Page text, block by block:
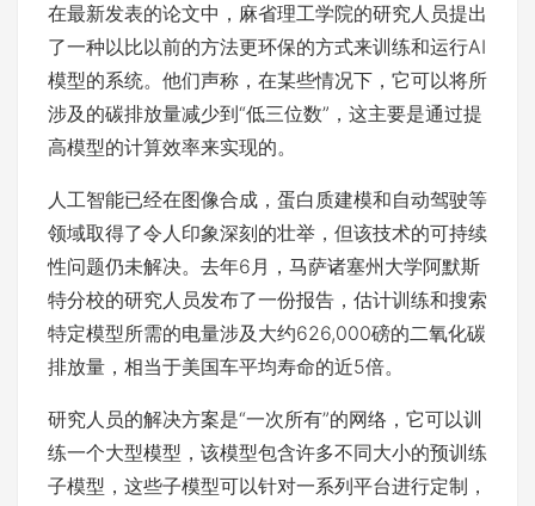
在最新发表的论文中，麻省理工学院的研究人员提出
了一种以比以前的方法更环保的方式来训练和运行AI
模型的系统。他们声称，在某些情况下，它可以将所
涉及的碳排放量减少到“低三位数”，这主要是通过提
高模型的计算效率来实现的。
人工智能已经在图像合成，蛋白质建模和自动驾驶等
领域取得了令人印象深刻的壮举，但该技术的可持续
性问题仍未解决。去年6月，马萨诸塞州大学阿默斯
特分校的研究人员发布了一份报告，估计训练和搜索
特定模型所需的电量涉及大约626,000磅的二氧化碳
排放量，相当于美国车平均寿命的近5倍。
研究人员的解决方案是“一次所有”的网络，它可以训
练一个大型模型，该模型包含许多不同大小的预训练
子模型，这些子模型可以针对一系列平台进行定制，